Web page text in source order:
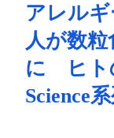
アレルギ
人が数
に ヒト
Science